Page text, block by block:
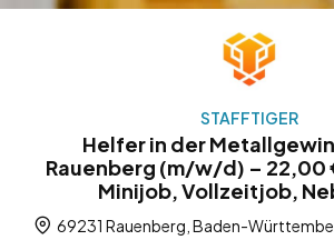
STAFFTIGER
Helfer in der
Rauenberg (m/w/d) – 22,00
Minijob, Vollzeitjob,
69231 Rauenberg, Baden-